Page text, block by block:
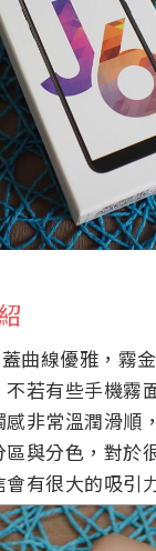
曲線優雅，霧
若有些手機霧
非常溫潤滑順
與分色，對於
有很大的吸引